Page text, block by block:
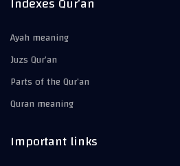
Ayah meaning
Juzs Qur’an
Parts of the Qur’an
Quran meaning
Important links